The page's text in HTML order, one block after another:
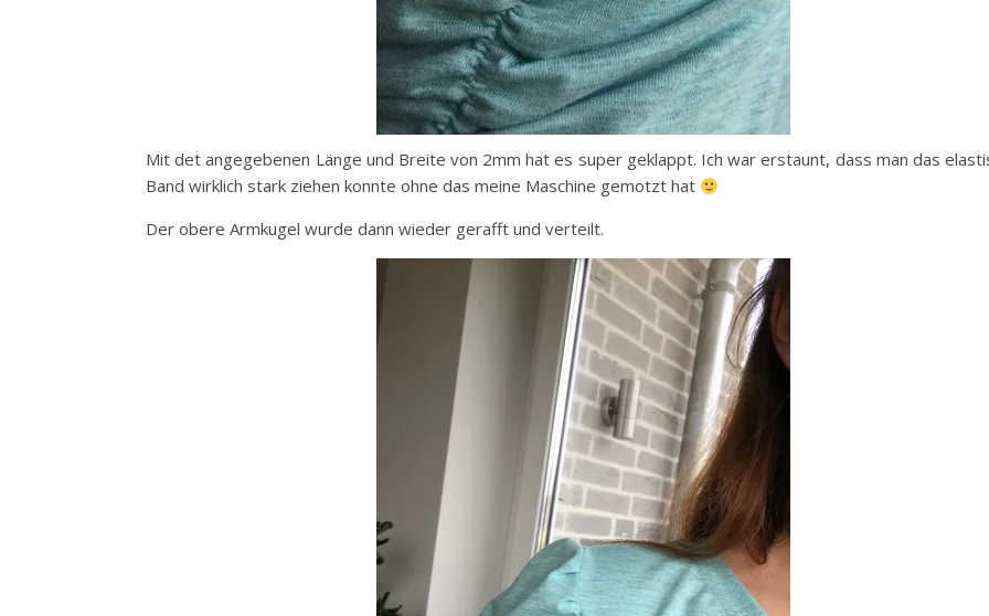
Mit det angegebenen Länge und Breite von 2mm hat es super geklappt. Ich war erstaunt, dass man das
Band wirklich stark ziehen konnte ohne das meine Maschine gemotzt hat
Der obere Armkugel wurde dann wieder gerafft und verteilt.